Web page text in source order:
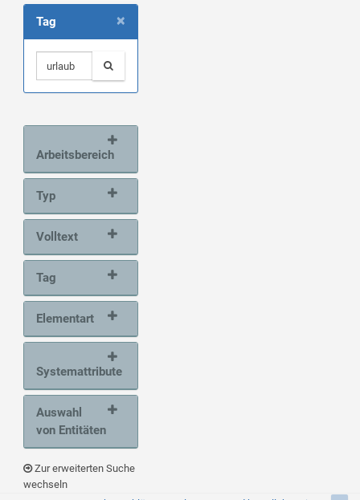
×
Tag
Arbeitsbereich
Typ
Volltext
Tag
Elementart
Systemattribute
Auswahl
von Entitäten
Zur erweiterten Suche
wechseln